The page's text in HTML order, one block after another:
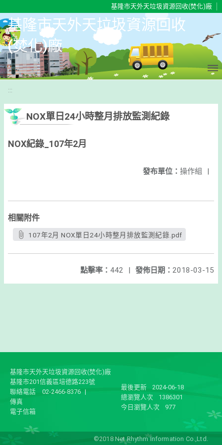
基隆市天外天垃圾資源回收(焚化)廠
基隆市天外天垃圾資源回收
(焚化)廠
:::
NOX單日24小時整月排放監測紀錄
NOX紀錄_107年2月
發布單位： 操作組 |
相關附件
107年2月 NOX單日24小時整月排放監測紀錄.pdf
發佈日期： 2018-03-15
點擊率： 442 |
基隆市天外天垃圾資源回收(焚化)廠
基隆市201信義區培德路223號
聯絡電話
02-2466-8376 |
傳真
電子信箱
最後更新
2024-06-18
總瀏覽人次
1386301
今日瀏覽人次
977
©2018 Net Rhythm Information Co.,Ltd.